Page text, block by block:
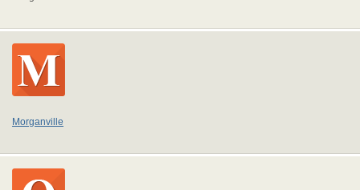
Morganville